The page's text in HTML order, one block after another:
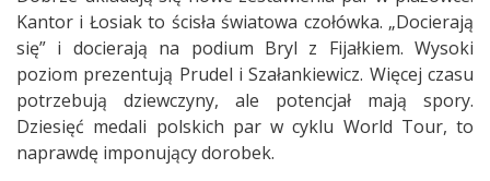
Kantor i Łosiak to ścisła światowa czołówka. „Docierają
się” i docierają na podium Bryl z Fijałkiem. Wysoki
poziom prezentują Prudel i Szałankiewicz. Więcej czasu
potrzebują dziewczyny, ale potencjał mają spory.
Dziesięć medali polskich par w cyklu World Tour, to
naprawdę imponujący dorobek.